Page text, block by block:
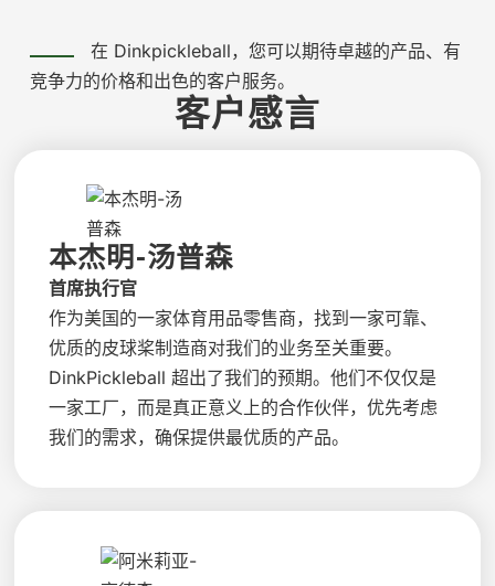
在 Dinkpickleball，您可以期待卓越的产品、有
竞争力的价格和出色的客户服务。
客户感言
本杰明-汤普森
首席执行官
作为美国的一家体育用品零售商，找到一家可靠、
优质的皮球桨制造商对我们的业务至关重要。
DinkPickleball 超出了我们的预期。他们不仅仅是
一家工厂，而是真正意义上的合作伙伴，优先考虑
我们的需求，确保提供最优质的产品。